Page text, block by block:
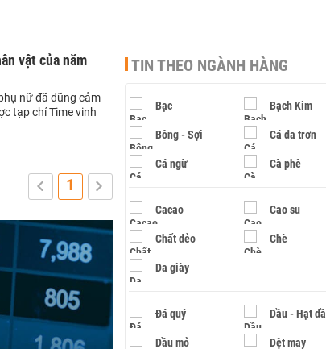
vật của năm
nữ đã dũng cảm
tạp chí Time vinh
1
TIN THEO NGÀNH HÀNG
Bạc Bạch Kim
Bông - Sợi Cá da trơn
Cá ngừ Cà phê
Cacao Cao su
Chất dẻo Chè
Da giày
Đá quý Dầu - Hạt
Dầu mỏ Dệt may